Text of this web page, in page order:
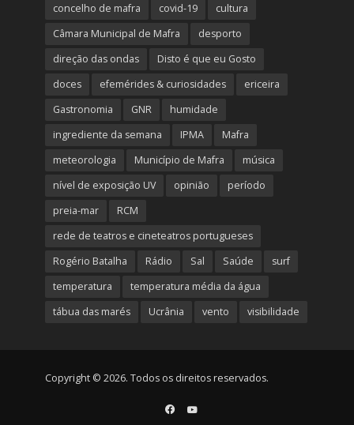
concelho de mafra
covid-19
cultura
Câmara Municipal de Mafra
desporto
direção das ondas
Disto é que eu Gosto
doces
efemérides & curiosidades
ericeira
Gastronomia
GNR
humidade
ingrediente da semana
IPMA
Mafra
meteorologia
Município de Mafra
música
nível de exposição UV
opinião
período
preia-mar
RCM
rede de teatros e cineteatros portugueses
Rogério Batalha
Rádio Sal Saúde
surf
temperatura
temperatura média da água
tábua das marés
Ucrânia vento visibilidade
Copyright © 2026. Todos os direitos reservados.